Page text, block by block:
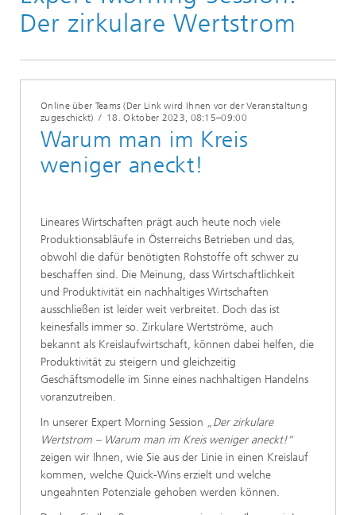
Der zirkulare Wertstrom
Online über Teams (Der Link wird Ihnen vor der Veranstaltung
zugeschickt) / 18. Oktober 2023, 08:15–09:00
Warum man im Kreis
weniger aneckt!
Lineares Wirtschaften prägt auch heute noch viele
Produktionsabläufe in Österreichs Betrieben und das,
obwohl die dafür benötigten Rohstoffe oft schwer zu
beschaffen sind. Die Meinung, dass Wirtschaftlichkeit
und Produktivität ein nachhaltiges Wirtschaften
ausschließen ist leider weit verbreitet. Doch das ist
keinesfalls immer so. Zirkulare Wertströme, auch
bekannt als Kreislaufwirtschaft, können dabei helfen, die
Produktivität zu steigern und gleichzeitig
Geschäftsmodelle im Sinne eines nachhaltigen Handelns
voranzutreiben.
In unserer Expert Morning Session „Der zirkulare
Wertstrom – Warum man im Kreis weniger aneckt!“
zeigen wir Ihnen, wie Sie aus der Linie in einen Kreislauf
kommen, welche Quick-Wins erzielt und welche
ungeahnten Potenziale gehoben werden können.